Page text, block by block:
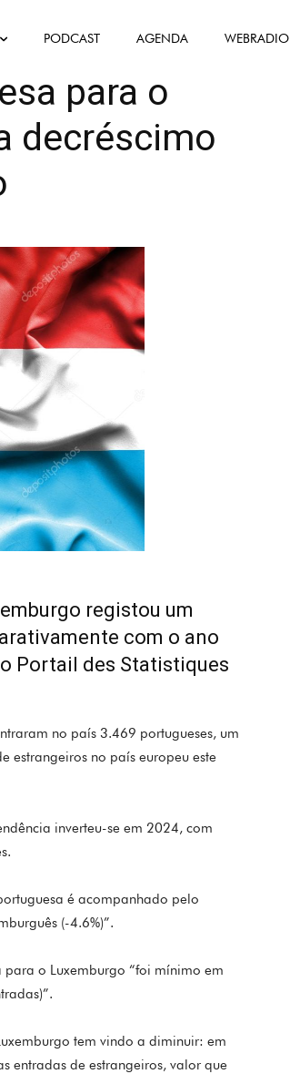
PODCAST AGENDA WEBRADIO
para o
decréscimo
registou um
com o ano
Portail des Statistiques
no país 3.469 portugueses, um
estrangeiros no país europeu este
inverteu-se em 2024, com
é acompanhado pelo
(-4.6%)”.
o Luxemburgo “foi mínimo em
tem vindo a diminuir: em
entradas de estrangeiros, valor que